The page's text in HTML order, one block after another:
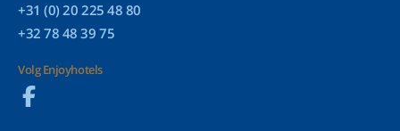
+31 (0) 20 225 48 80
+32 78 48 39 75
Volg Enjoyhotels